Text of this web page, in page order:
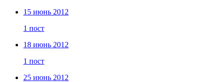
15 июнь 2012
1 пост
18 июнь 2012
1 пост
25 июнь 2012